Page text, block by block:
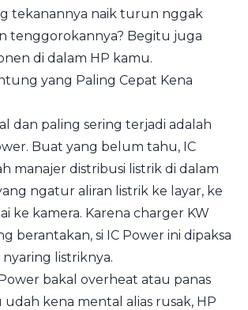
tekanannya naik turun nggak
tenggorokannya? Begitu juga
di dalam HP kamu.
yang Paling Cepat Kena
dan paling sering terjadi adalah
Buat yang belum tahu, IC
manajer distribusi listrik di dalam
ngatur aliran listrik ke layar, ke
ke kamera. Karena charger KW
berantakan, si IC Power ini dipaksa
listriknya.
bakal overheat atau panas
udah kena mental alias rusak, HP